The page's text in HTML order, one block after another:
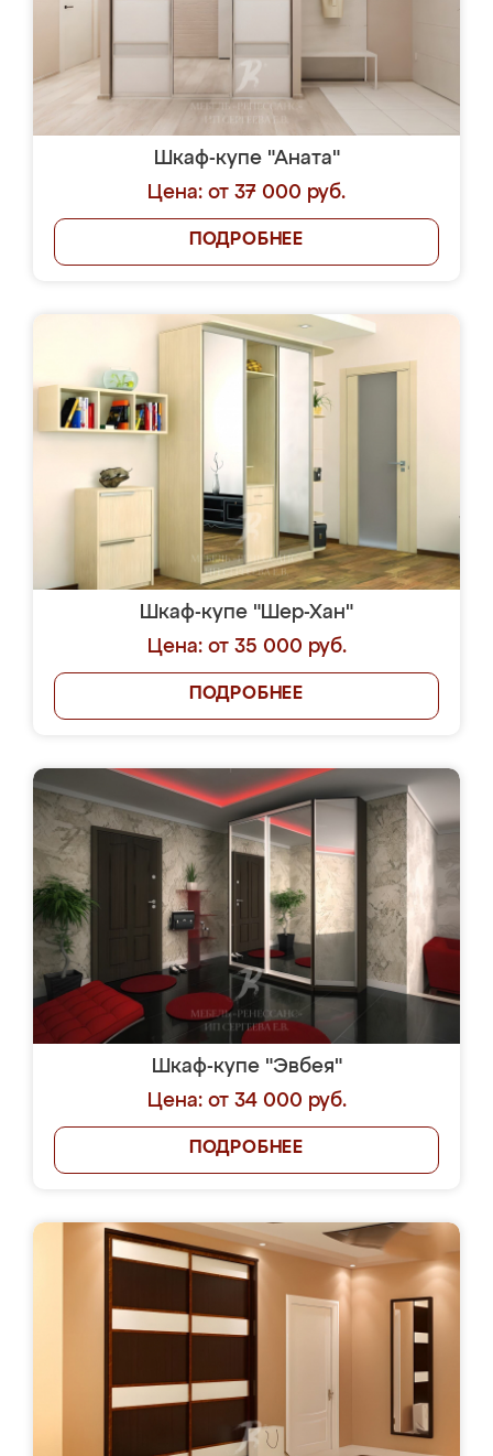
Шкаф-купе "Аната"
Цена: от 37 000 руб.
ПОДРОБНЕЕ
Шкаф-купе "Шер-Хан"
Цена: от 35 000 руб.
ПОДРОБНЕЕ
Шкаф-купе "Эвбея"
Цена: от 34 000 руб.
ПОДРОБНЕЕ